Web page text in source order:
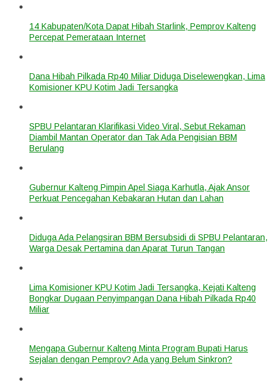
14 Kabupaten/Kota Dapat Hibah Starlink, Pemprov Kalteng
Percepat Pemerataan Internet
Dana Hibah Pilkada Rp40 Miliar Diduga Diselewengkan, Lima
Komisioner KPU Kotim Jadi Tersangka
SPBU Pelantaran Klarifikasi Video Viral, Sebut Rekaman
Diambil Mantan Operator dan Tak Ada Pengisian BBM
Berulang
Gubernur Kalteng Pimpin Apel Siaga Karhutla, Ajak Ansor
Perkuat Pencegahan Kebakaran Hutan dan Lahan
Diduga Ada Pelangsiran BBM Bersubsidi di SPBU Pelantaran,
Warga Desak Pertamina dan Aparat Turun Tangan
Lima Komisioner KPU Kotim Jadi Tersangka, Kejati Kalteng
Bongkar Dugaan Penyimpangan Dana Hibah Pilkada Rp40
Miliar
Mengapa Gubernur Kalteng Minta Program Bupati Harus
Sejalan dengan Pemprov? Ada yang Belum Sinkron?